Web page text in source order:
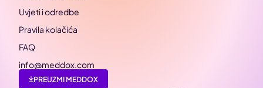
Uvjeti i odredbe
Pravila kolačića
FAQ
info@meddox.com
PREUZMI MEDDOX